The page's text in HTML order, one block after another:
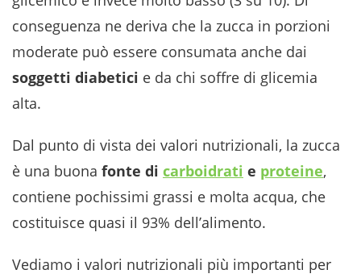
conseguenza ne deriva che la zucca in porzioni
moderate può essere consumata anche dai
soggetti diabetici e da chi soffre di glicemia
alta.
Dal punto di vista dei valori nutrizionali, la zucca
è una buona fonte di carboidrati e proteine,
contiene pochissimi grassi e molta acqua, che
costituisce quasi il 93% dell’alimento.
Vediamo i valori nutrizionali più importanti per